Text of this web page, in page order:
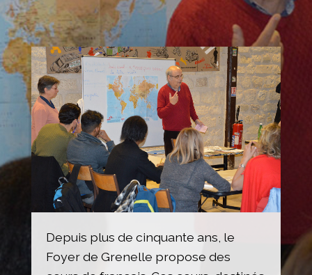
Depuis plus de cinquante ans, le
Foyer de Grenelle propose des